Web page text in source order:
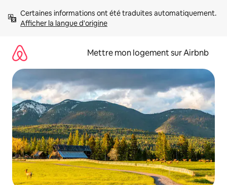
directement
Afficher la langue d'origine
Mettre mon logement sur Airbnb